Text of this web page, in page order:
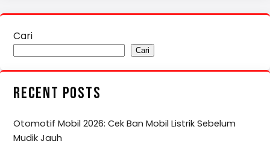
Cari
Cari
RECENT POSTS
Otomotif Mobil 2026: Cek Ban Mobil Listrik Sebelum
Mudik Jauh